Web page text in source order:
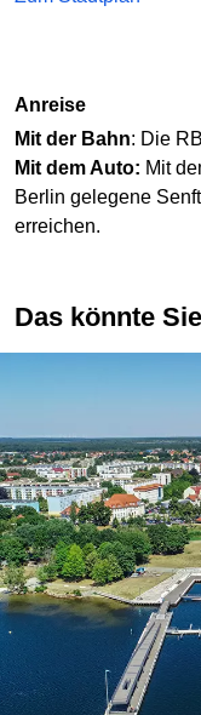
Anreise
Mit der Bahn: Die
Mit dem Auto: Mit
Berlin gelegene
erreichen.
Das könnte